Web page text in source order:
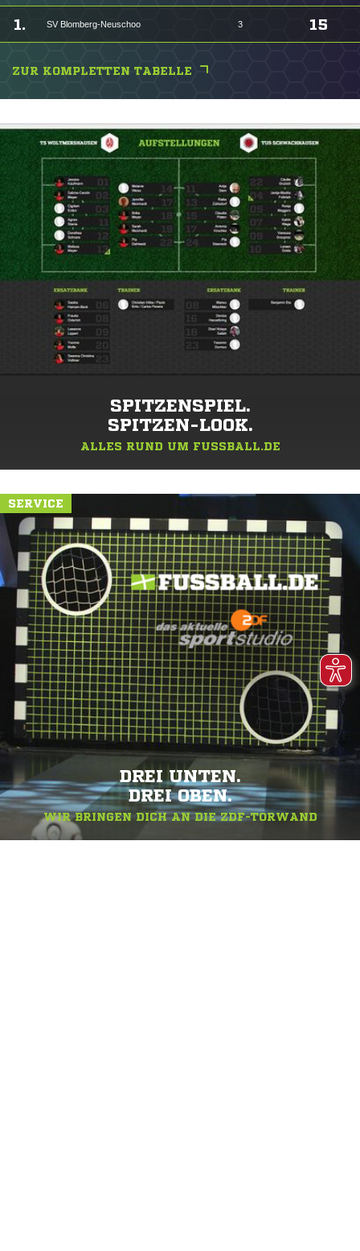
1. SV Blomberg-Neuschoo 3 15
ZUR KOMPLETTEN TABELLE
SPITZENSPIEL.
SPITZEN-LOOK.
ALLES RUND UM FUSSBALL.DE
SERVICE
DREI UNTEN.
DREI OBEN.
WIR BRINGEN DICH AN DIE ZDF-TORWAND